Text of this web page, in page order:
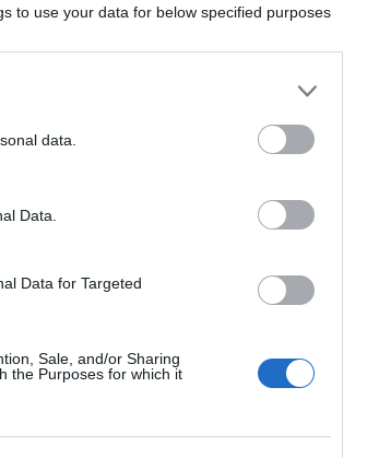
to use your data for below specified purposes
data.
Data.
Data for Targeted
Sale, and/or Sharing
the Purposes for which it
Debate
επιστήμονες ρίχνουν φως στις